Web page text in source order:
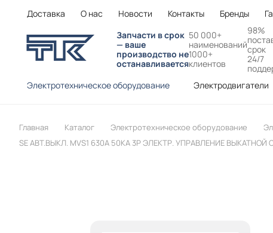
Доставка О нас Новости Контакты Бренды
Запчасти в срок
— ваше
производство не
останавливается
50 000+
наименований
1000+
клиентов
98%
срок
24/7
Электротехническое оборудование Электродвигатели
Главная Каталог Электротехническое оборудование
SE АВТ.ВЫКЛ. MVS1 630A 50KA 3P ЭЛЕКТР. УПРАВЛЕНИЕ ВЫКАТНОЙ